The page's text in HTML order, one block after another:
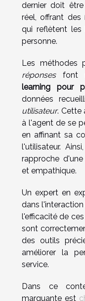
dernier doit
réel, offrant des
qui reflètent
personne.
Les méthodes
réponsesfont
learning pour
données
utilisateur. Cette
à l'agent de se
en affinant sa
l'utilisateur.
rapproche
et empathique.
Un expert en
dans
l'efficacité de
sont
des outils
améliorer la
service.
Dans ce
marquante est